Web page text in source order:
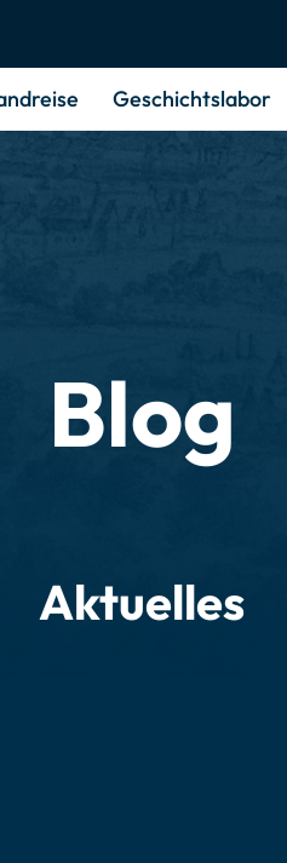
Geschichts­labor
Blog
Aktuelles